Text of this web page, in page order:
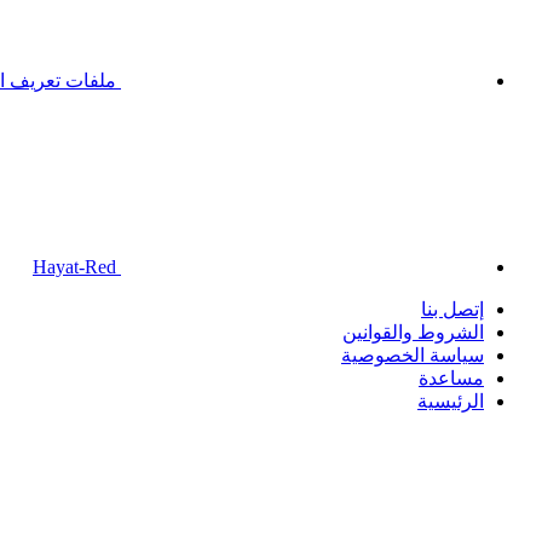
ملفات تعريف
إتصل بنا
الشروط والقوانين
سياسة الخصوصية
مساعدة
الرئيسية